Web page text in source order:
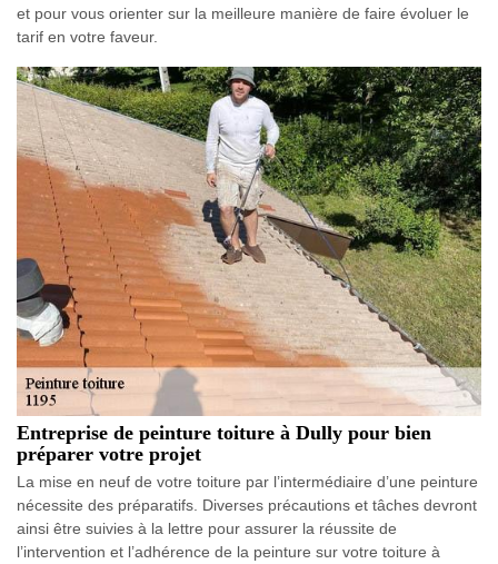
et pour vous orienter sur la meilleure manière de faire évoluer le
tarif en votre faveur.
Entreprise de peinture toiture à Dully pour bien
préparer votre projet
La mise en neuf de votre toiture par l’intermédiaire d’une peinture
nécessite des préparatifs. Diverses précautions et tâches devront
ainsi être suivies à la lettre pour assurer la réussite de
l’intervention et l’adhérence de la peinture sur votre toiture à